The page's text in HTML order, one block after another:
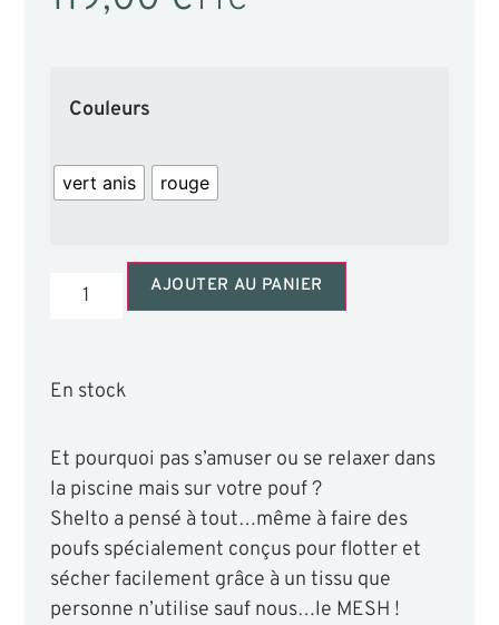
Couleurs
vert anis rouge
AJOUTER AU PANIER
En stock
Et pourquoi pas s’amuser ou se relaxer dans
la piscine mais sur votre pouf ?
Shelto a pensé à tout…même à faire des
poufs spécialement conçus pour flotter et
sécher facilement grâce à un tissu que
personne n’utilise sauf nous…le MESH !